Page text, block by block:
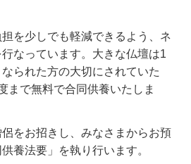
を少しでも軽減できるよう、ネ
なっています。大きな仏壇は1
られた方の大切にされていた
まで無料で合同供養いたしま
をお招きし、みなさまからお預
養法要」を執り行います。